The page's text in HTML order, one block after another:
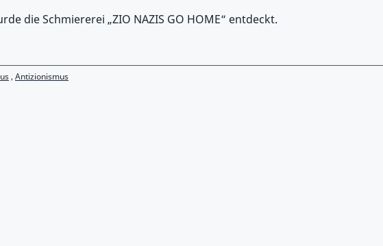
die Schmiererei „ZIO NAZIS GO HOME“ entdeckt.
, Antizionismus